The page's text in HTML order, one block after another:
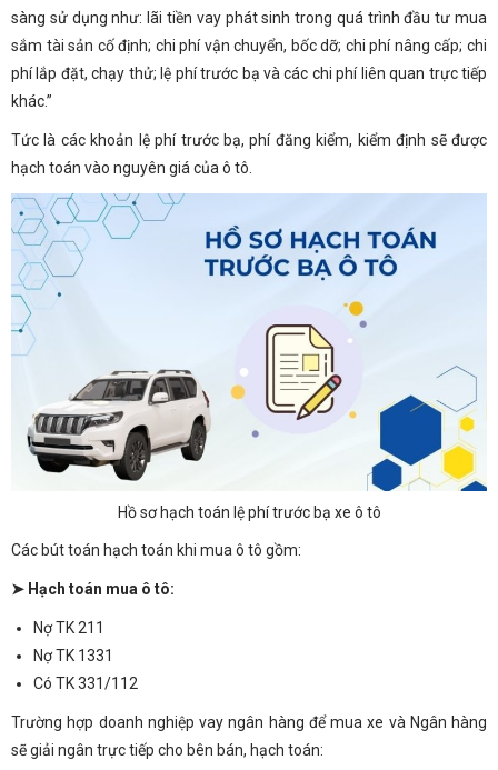
sàng sử dụng như: lãi tiền vay phát sinh trong quá trình đầu tư mua
sắm tài sản cố định; chi phí vận chuyển, bốc dỡ; chi phí nâng cấp; chi
phí lắp đặt, chạy thử; lệ phí trước bạ và các chi phí liên quan trực tiếp
khác.”
Tức là các khoản lệ phí trước bạ, phí đăng kiểm, kiểm định sẽ được
hạch toán vào nguyên giá của ô tô.
Hồ sơ hạch toán lệ phí trước bạ xe ô tô
Các bút toán hạch toán khi mua ô tô gồm:
➤ Hạch toán mua ô tô:
Nợ TK 211
Nợ TK 1331
Có TK 331/112
Trường hợp doanh nghiệp vay ngân hàng để mua xe và Ngân hàng
sẽ giải ngân trực tiếp cho bên bán, hạch toán: